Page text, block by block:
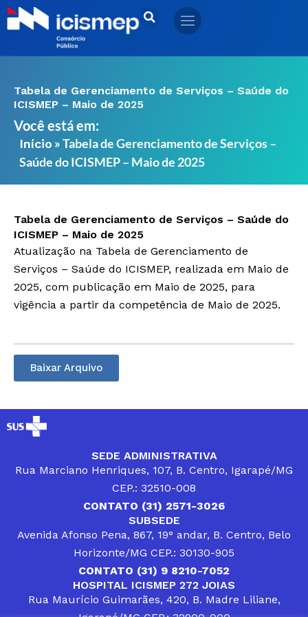
Ir
para
Tabela de Gerenciamento de Serviços – Saúde do
ICISMEP – Maio de 2025
Você está em:
Início »Tabela de Gerenciamento de Serviços –
Saúde do ICISMEP – Maio de 2025
Tabela de Gerenciamento de Serviços – Saúde do
ICISMEP – Maio de 2025
Atualização na Tabela de Gerenciamento de
Serviços – Saúde do ICISMEP, realizada em Maio de
2025, com publicação em Maio de 2025, para
vigência a partir da competência de Maio de 2025.
Baixar Arquivo
SEDE ADMINISTRATIVA
Rua Marciano Henriques, 107, B. Centro, Igarapé/MG
CEP.: 32510-008
CONTATO (31) 2571-3026
SUBSEDE
Avenida Afonso Pena, 867, 19° andar, B. Centro, Belo
Horizonte/MG CEP.: 30130-905
CONTATO (31) 9 8210-7052
HOSPITAL ICISMEP 272 JOIAS
Rua Maurício Guimarães, 420, B. Madre Liliane,